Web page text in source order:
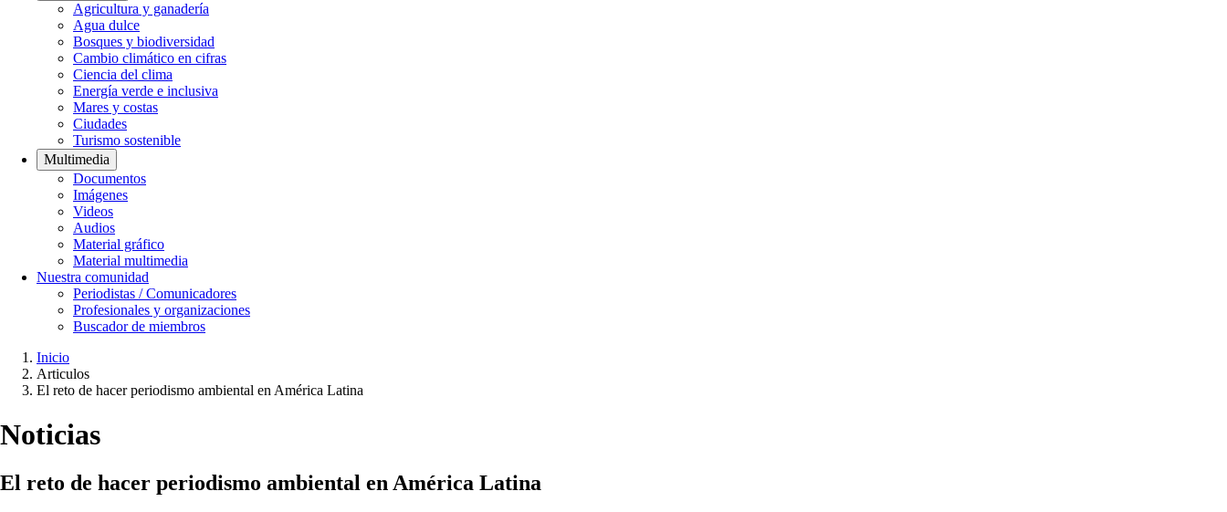
Agricultura y ganadería
Agua dulce
Bosques y biodiversidad
Cambio climático en cifras
Ciencia del clima
Energía verde e inclusiva
Mares y costas
Ciudades
Turismo sostenible
Multimedia
Documentos
Imágenes
Videos
Audios
Material gráfico
Material multimedia
Nuestra comunidad
Periodistas / Comunicadores
Profesionales y organizaciones
Buscador de miembros
Ruta
navegación
Inicio
Articulos
El reto de hacer periodismo ambiental en América Latina
Noticias
El reto de hacer periodismo ambiental en América Latina